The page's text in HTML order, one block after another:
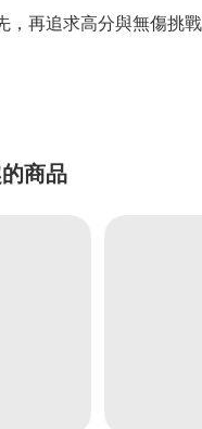
，再追求高分與無傷挑戰
商品